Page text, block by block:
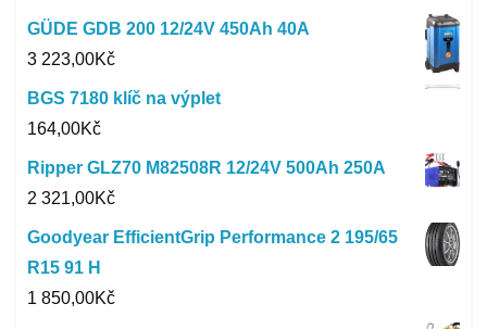
GÜDE GDB 200 12/24V 450Ah 40A
3 223,00Kč
BGS 7180 klíč na výplet
164,00Kč
Ripper GLZ70 M82508R 12/24V 500Ah 250A
2 321,00Kč
Goodyear EfficientGrip Performance 2 195/65
R15 91 H
1 850,00Kč